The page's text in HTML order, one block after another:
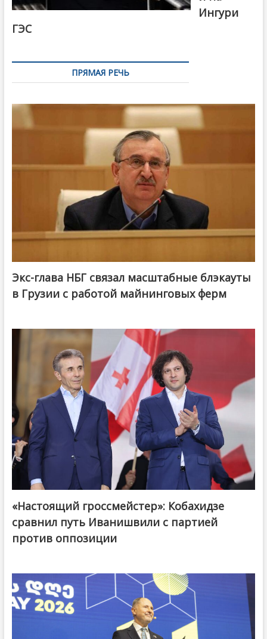
Ингури
ГЭС
ПРЯМАЯ РЕЧЬ
Экс-глава НБГ связал масштабные блэкауты
в Грузии с работой майнинговых ферм
@ქართული ოცნება / Georgian Dream
«Настоящий гроссмейстер»: Кобахидзе
сравнил путь Иванишвили с партией
против оппозиции